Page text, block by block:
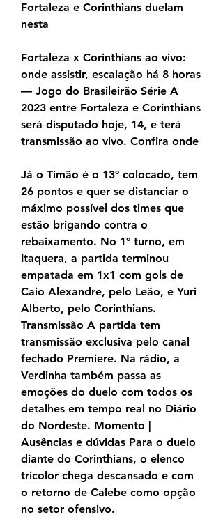
Fortaleza e Corinthians duelam
nesta
Fortaleza x Corinthians ao vivo:
onde assistir, escalação há 8 horas
— Jogo do Brasileirão Série A
2023 entre Fortaleza e Corinthians
será disputado hoje, 14, e terá
transmissão ao vivo. Confira onde
Já o Timão é o 13º colocado, tem
26 pontos e quer se distanciar o
máximo possível dos times que
estão brigando contra o
rebaixamento. No 1º turno, em
Itaquera, a partida terminou
empatada em 1x1 com gols de
Caio Alexandre, pelo Leão, e Yuri
Alberto, pelo Corinthians.
Transmissão A partida tem
transmissão exclusiva pelo canal
fechado Premiere. Na rádio, a
Verdinha também passa as
emoções do duelo com todos os
detalhes em tempo real no Diário
do Nordeste. Momento |
Ausências e dúvidas Para o duelo
diante do Corinthians, o elenco
tricolor chega descansado e com
o retorno de Calebe como opção
no setor ofensivo.